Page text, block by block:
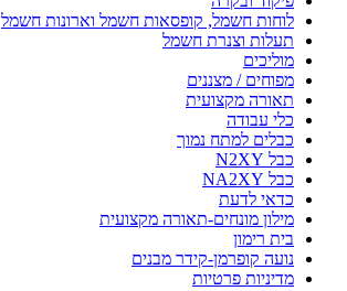
לוחות חשמל, קופסאות חשמל וארונות חשמל
תעלות וצנרת חשמל
מוליכים
מפוחים / מצננים
תאורה מקצועית
כלי עבודה
כבלים למתח נמוך
כבל N2XY
כבל NA2XY
כדאי לדעת
מילון מונחים-תאורה מקצועית
בית רימון
נועה קופרמן-קידר מבנים
מדיניות פרטיות